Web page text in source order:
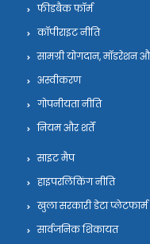
फीडबैक फॉर्म
कॉपीराइट नीति
सामग्री योगदान, मॉडरेशन
अस्वीकरण
गोपनीयता नीति
नियम और शर्तें
साइट मैप
हाइपरलिंकिंग नीति
खुला सरकारी डेटा प्लेटफार्म
सार्वजनिक शिकायत